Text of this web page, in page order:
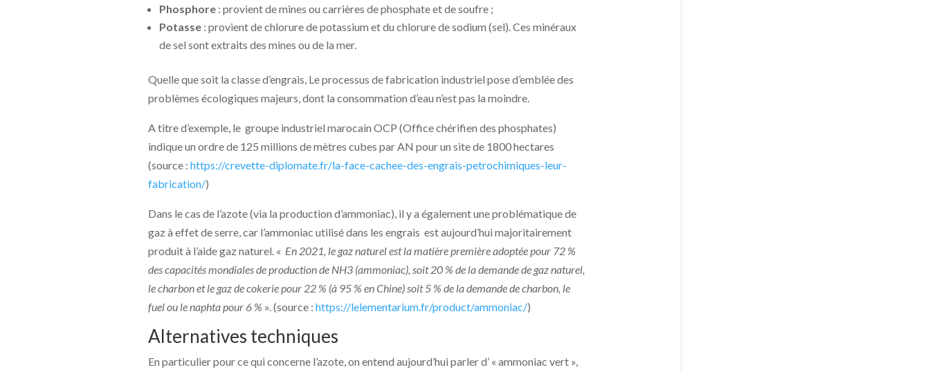
Phosphore: provient de mines ou carrières de phosphate et de soufre ;
Potasse: provient de chlorure de potassium et du chlorure de sodium (sel). Ces minéraux
de sel sont extraits des mines ou de la mer.
Quelle que soit la classe d’engrais, Le processus de fabrication industriel pose d’emblée des
problèmes écologiques majeurs, dont la consommation d’eau n’est pas la moindre.
A titre d’exemple, le groupe industriel marocain OCP (Office chérifien des phosphates)
indique un ordre de 125 millions de mètres cubes par AN pour un site de 1800 hectares
(source : https://crevette-diplomate.fr/la-face-cachee-des-engrais-petrochimiques-leur-
fabrication/)
Dans le cas de l’azote (via la production d’ammoniac), il y a également une problématique de
gaz à effet de serre, car l’ammoniac utilisé dans les engrais est aujourd’hui majoritairement
produit à l’aide gaz naturel. « En 2021, le gaz naturel est la matière première adoptée pour 72 %
des capacités mondiales de production de NH3 (ammoniac), soit 20 % de la demande de gaz naturel,
le charbon et le gaz de cokerie pour 22 % (à 95 % en Chine) soit 5 % de la demande de charbon, le
fuel ou le naphta pour 6 % ». (source : https://lelementarium.fr/product/ammoniac/)
Alternatives techniques
En particulier pour ce qui concerne l’azote, on entend aujourd’hui parler d’ « ammoniac vert »,